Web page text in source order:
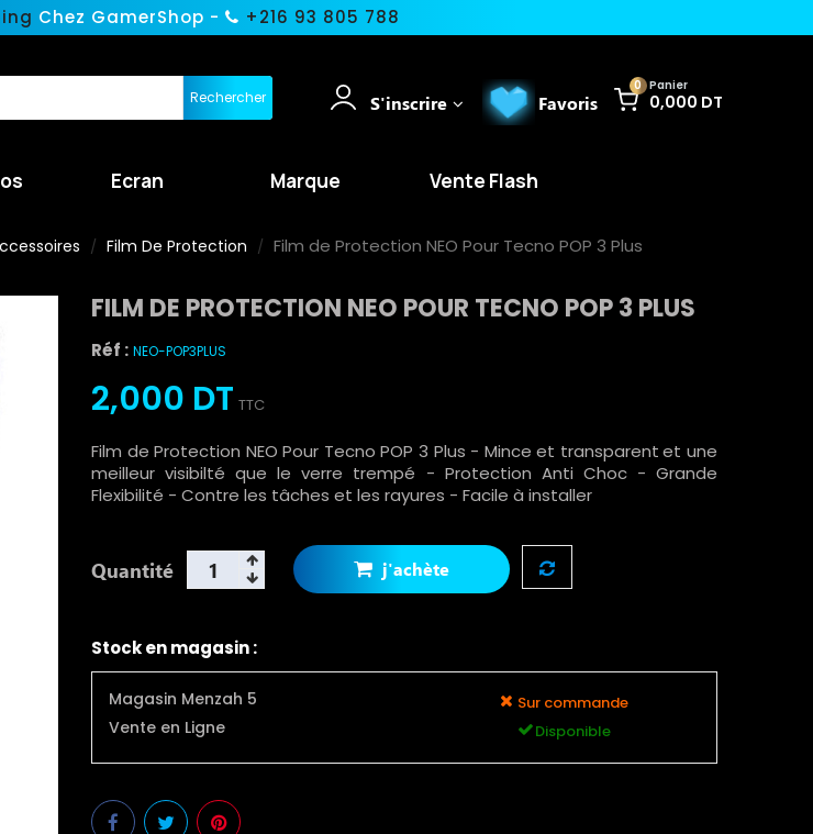
Chez GamerShop - +216 93 805 788
Rechercher
0 Panier
0,000 DT
Favoris
S'inscrire
Ecran Marque Vente Flash
Film De Protection Film de Protection NEO Pour Tecno POP 3 Plus
FILM DE PROTECTION NEO POUR TECNO POP 3 PLUS
Réf : NEO-POP3PLUS
2,000 DT TTC
Film de Protection NEO Pour Tecno POP 3 Plus - Mince et transparent et une
meilleur visibilté que le verre trempé - Protection Anti Choc - Grande
Flexibilité - Contre les tâches et les rayures - Facile à installer
Quantité j'achète
Stock en magasin :
Magasin Menzah 5 Sur commande
Vente en Ligne Disponible